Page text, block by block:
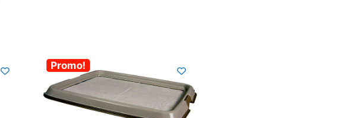
-30%
Promo!